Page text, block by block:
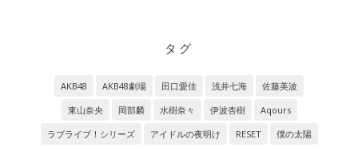
タグ
AKB48 AKB48劇場 田口愛佳 浅井七海
佐藤美波
東山奈央
岡部麟 水樹奈々 伊波杏樹
Aqours
ラブライブ！シリーズ
アイドルの夜明け RESET
僕の太陽